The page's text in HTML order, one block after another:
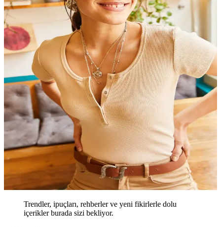
Trendler, ipuçları, rehberler ve yeni fikirlerle dolu
içerikler burada sizi bekliyor.